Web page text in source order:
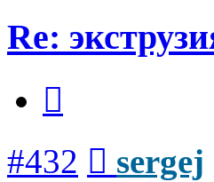
Re:
#432 sergej